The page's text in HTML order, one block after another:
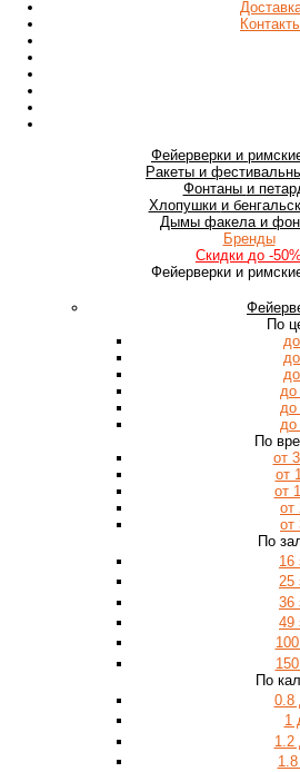
Фейерверки и
Ракеты и
Фонтаны и
Хлопушки и
Дымы факела и
Бренды
Скидки до -50%
Фейерверки и
По
до
до
до
По
от
от
от
от
от
По
16
25
36
49
По
0.8
1
1.2